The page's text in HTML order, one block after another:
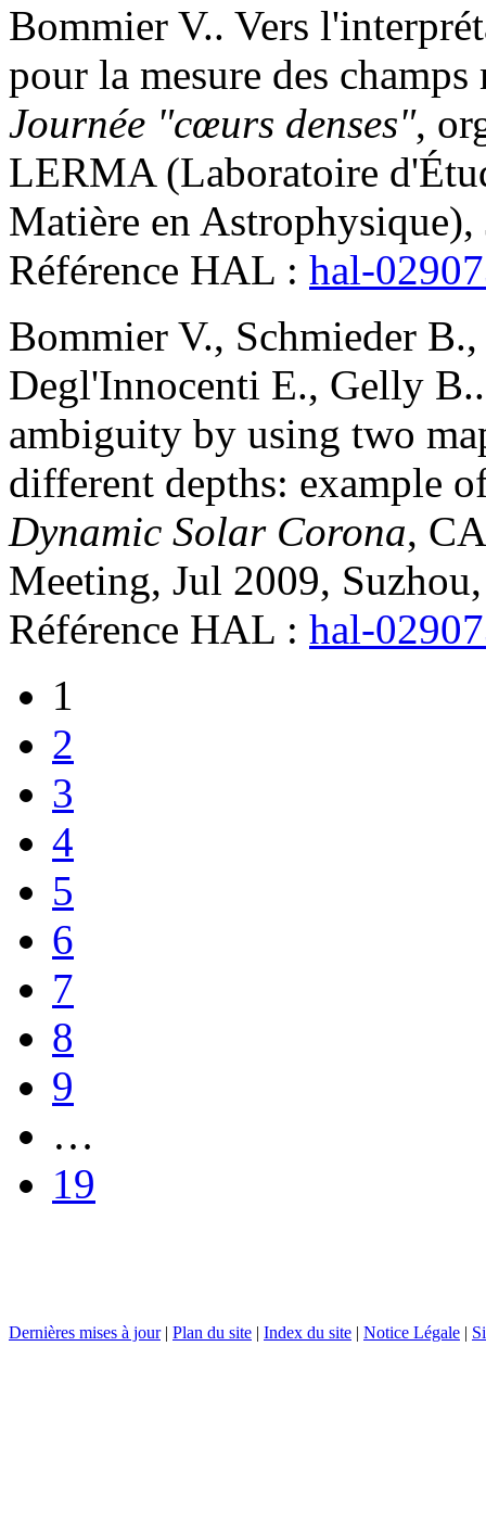
Bommier V.. Vers
pour la mesure des
Journée "cœurs denses",
LERMA (Laboratoire
Matière en
Référence HAL : hal-
Bommier V., Schmieder B.
Degl'Innocenti E., Gelly B.
ambiguity by using two
different depths: example
Dynamic Solar Corona,
Meeting, Jul 2009,
Référence HAL : hal-
1
2
3
4
5
6
7
8
9
…
19
Dernières mises à jour| Plan du site | Index du site | Notice Légale |